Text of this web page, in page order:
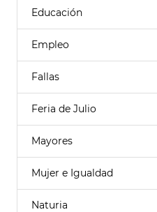
Educación
Empleo
Fallas
Feria de Julio
Mayores
Mujer e Igualdad
Naturia